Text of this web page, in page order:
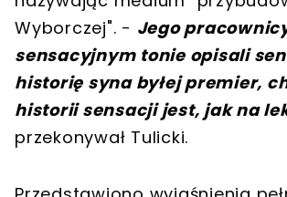
Wyborczej". - Jego
sensacyjnym tonie opisali
historię syna byłej premier,
historii sensacji jest, jak na
przekonywał Tulicki.